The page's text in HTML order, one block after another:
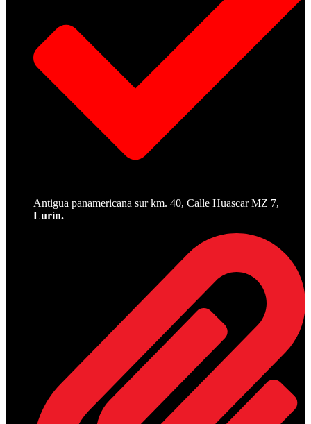
Antigua panamericana sur km. 40, Calle Huascar MZ 7,
Lurín.